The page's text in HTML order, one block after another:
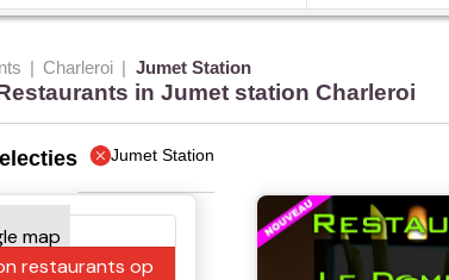
Charleroi Jumet Station
in Jumet station Charleroi
Jumet Station
restaurants op